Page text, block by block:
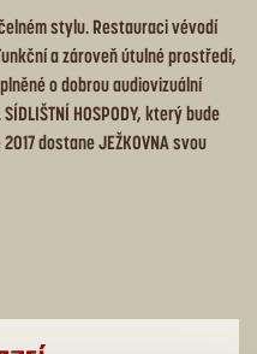
stylu. Restauraci vévodí
a zároveň útulné prostředí,
o dobrou audiovizuální
HOSPODY, který bude
dostane JEŽKOVNA svou